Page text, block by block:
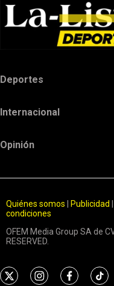
Deportes
Internacional
Opinión
Quiénes somos Publicidad
condiciones
OFEM Media Group SA de
RESERVED.
t i f t